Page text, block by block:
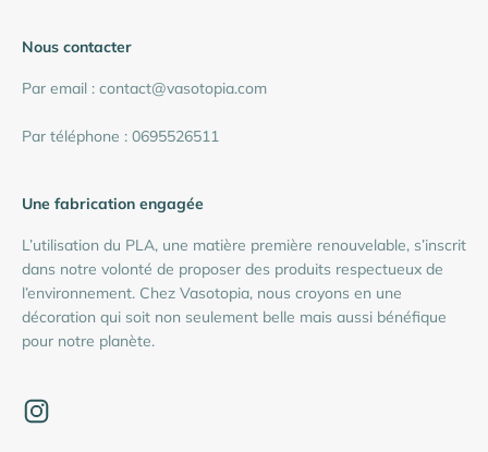
Nous contacter
Par email : contact@vasotopia.com
Par téléphone : 0695526511
Une fabrication engagée
L’utilisation du PLA, une matière première renouvelable, s’inscrit
dans notre volonté de proposer des produits respectueux de
l’environnement. Chez Vasotopia, nous croyons en une
décoration qui soit non seulement belle mais aussi bénéfique
pour notre planète.